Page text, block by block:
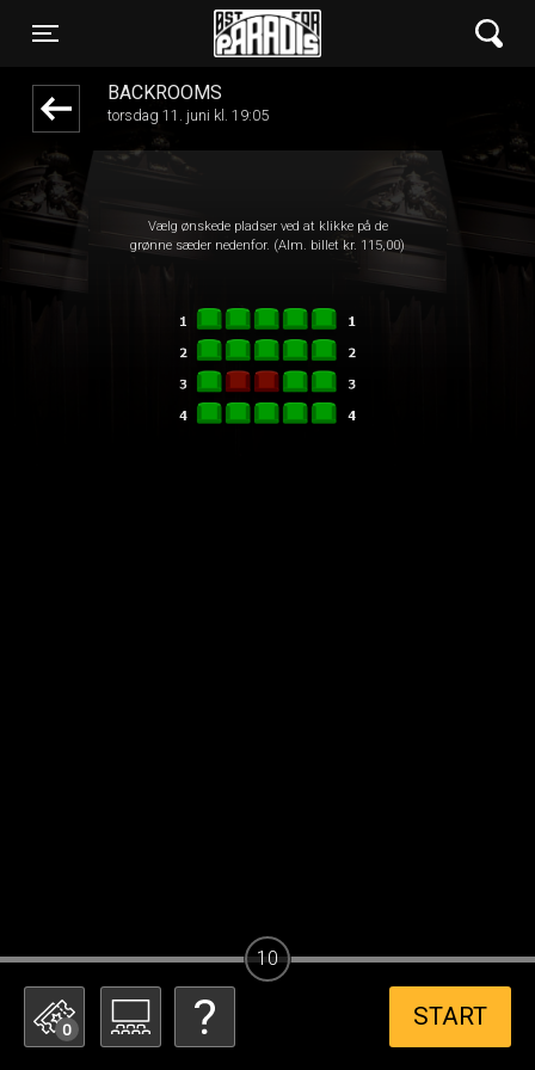
Toggle navigation
Øst for Paradis
BACKROOMS
torsdag 11. juni kl. 19:05
Vælg ønskede pladser ved at klikke på de
grønne sæder nedenfor. (Alm. billet kr. 115,00)
0 START
10
front03-cc 105358